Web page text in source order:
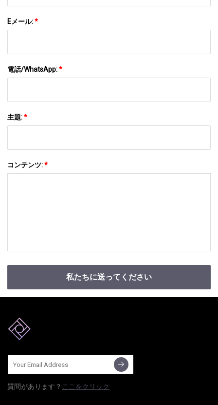
Eメール:*
電話/WhatsApp:*
主題:*
コンテンツ:*
私たちに送ってください
質問​​があります？ ここをクリック